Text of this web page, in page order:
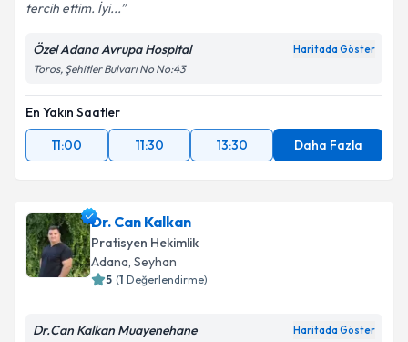
Metni'ni okudum ve kişisel verilerimin belirtilen
tercih ettim. İyi...
Özel Adana Avrupa Hospital Haritada Göster
Toros, Şehitler Bulvarı No No:43
En Yakın Saatler
11:00
11:30 13:30 Daha Fazla
Dr. Can Kalkan
Pratisyen Hekimlik
Adana, Seyhan
5 (1 Değerlendirme)
Dr.Can Kalkan Muayenehane Haritada Göster